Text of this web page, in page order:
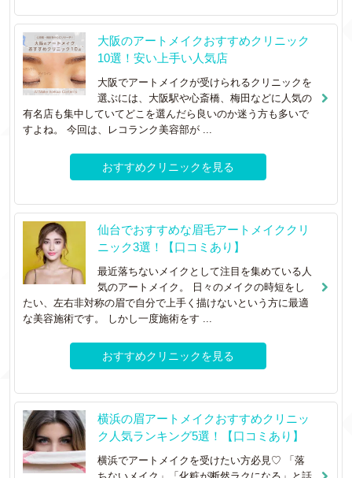
大阪のアートメイクおすすめクリニック
10選！安い上手い人気店
大阪でアートメイクが受けられるクリニックを
選ぶには、大阪駅や心斎橋、梅田などに人気の
有名店も集中していてどこを選んだら良いのか迷う方も多いで
すよね。 今回は、レコランク美容部が ...
おすすめクリニックを見る
仙台でおすすめな眉毛アートメイククリ
ニック3選！【口コミあり】
最近落ちないメイクとして注目を集めている人
気のアートメイク。 日々のメイクの時短をし
たい、左右非対称の眉で自分で上手く描けないという方に最適
な美容施術です。 しかし一度施術をす ...
おすすめクリニックを見る
横浜の眉アートメイクおすすめクリニッ
ク人気ランキング5選！【口コミあり】
横浜でアートメイクを受けたい方必見♡ 「落